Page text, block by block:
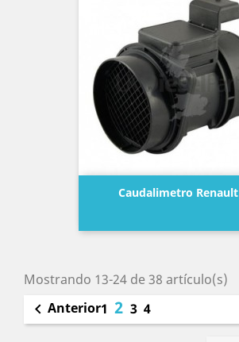
Caudalimetro Renault
Mostrando 13-24 de 38 artículo(s)
 Anterior1 2 3 4